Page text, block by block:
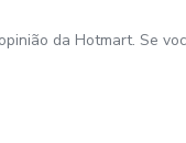
da Hotmart. Se